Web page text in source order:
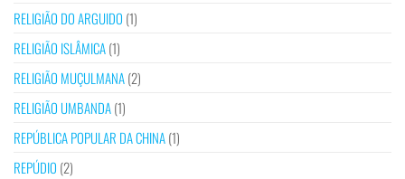
RELIGIÃO DO ARGUIDO (1)
RELIGIÃO ISLÂMICA(1)
RELIGIÃO MUÇULMANA(2)
RELIGIÃO UMBANDA(1)
REPÚBLICA POPULAR DA CHINA(1)
REPÚDIO (2)